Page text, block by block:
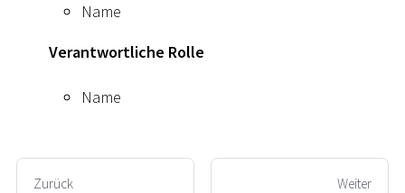
Name
Verantwortliche Rolle
Name
Zurück Weiter